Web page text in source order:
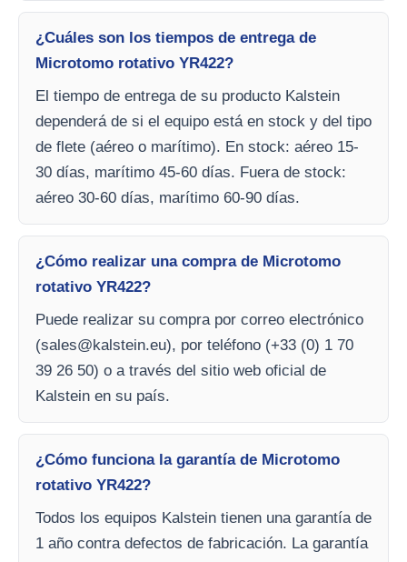
¿Cuáles son los tiempos de entrega de
Microtomo rotativo YR422?
El tiempo de entrega de su producto Kalstein
dependerá de si el equipo está en stock y del tipo
de flete (aéreo o marítimo). En stock: aéreo 15-
30 días, marítimo 45-60 días. Fuera de stock:
aéreo 30-60 días, marítimo 60-90 días.
¿Cómo realizar una compra de Microtomo
rotativo YR422?
Puede realizar su compra por correo electrónico
(sales@kalstein.eu), por teléfono (+33 (0) 1 70
39 26 50) o a través del sitio web oficial de
Kalstein en su país.
¿Cómo funciona la garantía de Microtomo
rotativo YR422?
Todos los equipos Kalstein tienen una garantía de
1 año contra defectos de fabricación. La garantía